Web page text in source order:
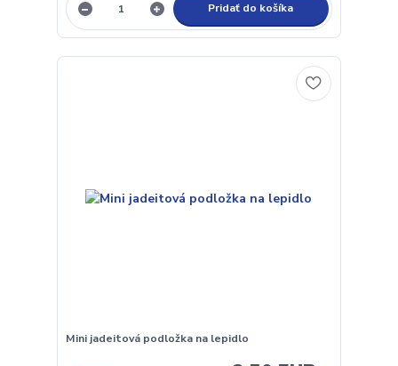
Pridať do košíka
Mini jadeitová podložka na lepidlo